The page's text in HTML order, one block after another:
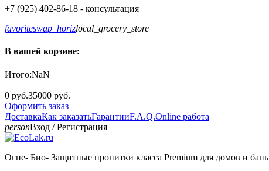
+7 (925) 402-86-18 - консультация
favoriteswap_horizlocal_grocery_store
В вашей корзине:
Итого:NaN
0 руб.35000 руб.
Оформить заказ
ДоставкаКак заказатьГарантииF.A.Q.Online работа
personВход /Регистрация
Огне- Био- Защитные пропитки класса Premium для домов и бань